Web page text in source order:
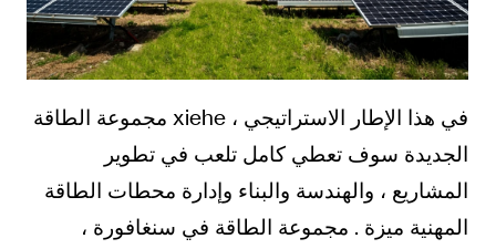
في هذا الإطار الاستراتيجي ، xiehe مجموعة الطاقة
الجديدة سوف تعطي كامل تلعب في تطوير
المشاريع ، والهندسة والبناء وإدارة محطات الطاقة
المهنية ميزة . مجموعة الطاقة في سنغافورة ،